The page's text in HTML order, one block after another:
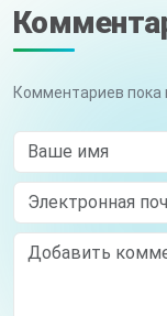
Комментариев пока
Ваше имя
Электронная почта
Comment